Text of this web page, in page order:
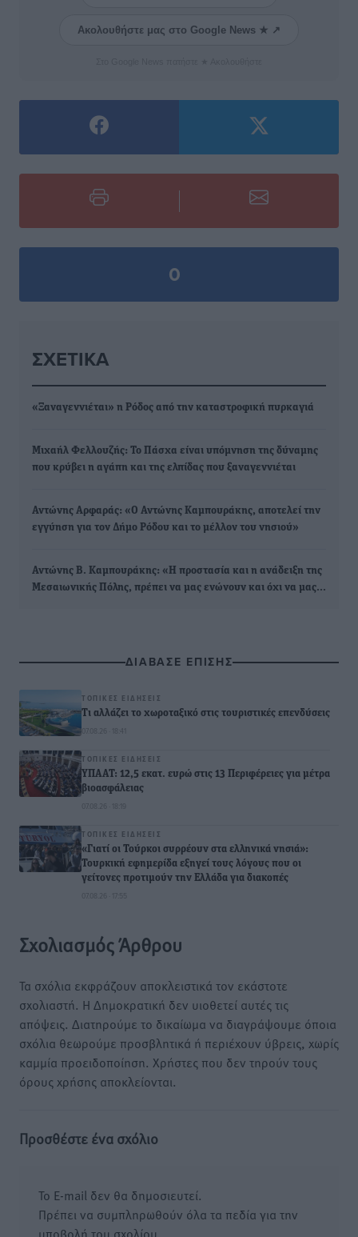
Ακολουθήστε μας στο Google News ★ ↗
0
ΣΧΕΤΙΚΆ
«Ξαναγεννιέται» η Ρόδος από την καταστροφική πυρκαγιά
Μιχαήλ Φελλουζής: Το Πάσχα είναι υπόμνηση της δύναμης
που κρύβει η αγάπη και της ελπίδας που ξαναγεννιέται
Αντώνης Αρφαράς: «Ο Αντώνης Καμπουράκης, αποτελεί την
εγγύηση για τον Δήμο Ρόδου και το μέλλον του νησιού»
Αντώνης Β. Καμπουράκης: «Η προστασία και η ανάδειξη της
Μεσαιωνικής Πόλης, πρέπει να μας ενώνουν και όχι να μας…
ΔΙΑΒΑΣΕ ΕΠΙΣΗΣ
ΤΟΠΙΚΈΣ ΕΙΔΉΣΕΙΣ
Τι αλλάζει το χωροταξικό στις τουριστικές επενδύσεις
07.08.26 · 18:41
ΤΟΠΙΚΈΣ ΕΙΔΉΣΕΙΣ
ΥΠΑΑΤ: 12,5 εκατ. ευρώ στις 13 Περιφέρειες για μέτρα
βιοασφάλειας
07.08.26 · 18:19
ΤΟΠΙΚΈΣ ΕΙΔΉΣΕΙΣ
«Γιατί οι Τούρκοι συρρέουν στα ελληνικά νησιά»:
Τουρκική εφημερίδα εξηγεί τους λόγους που οι
γείτονες προτιμούν την Ελλάδα για διακοπές
07.08.26 · 17:55
Σχολιασμός Άρθρου
Τα σχόλια εκφράζουν αποκλειστικά τον εκάστοτε
σχολιαστή. Η Δημοκρατική δεν υιοθετεί αυτές τις
απόψεις. Διατηρούμε το δικαίωμα να διαγράψουμε όποια
σχόλια θεωρούμε προσβλητικά ή περιέχουν ύβρεις, χωρίς
καμμία προειδοποίηση. Χρήστες που δεν τηρούν τους
όρους χρήσης αποκλείονται.
Προσθέστε ένα σχόλιο
Το E-mail δεν θα δημοσιευτεί.
Πρέπει να συμπληρωθούν όλα τα πεδία για την
υποβολή του σχολίου.